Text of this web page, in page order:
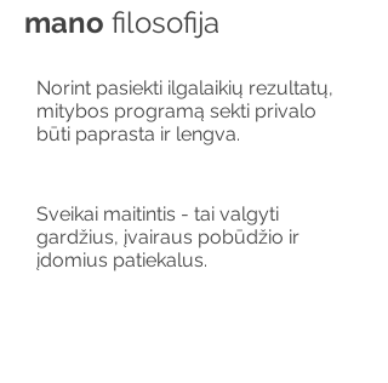
Norint pasiekti ilgalaikių rezultatų,
mitybos programą sekti privalo
būti paprasta ir lengva.
Sveikai maitintis - tai valgyti
gardžius, įvairaus pobūdžio ir
įdomius patiekalus.
mano filosofija